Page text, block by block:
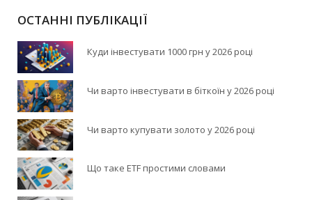
ОСТАННІ ПУБЛІКАЦІЇ
Куди інвестувати 1000 грн у 2026 році
Чи варто інвестувати в біткоїн у 2026 році
Чи варто купувати золото у 2026 році
Що таке ETF простими словами